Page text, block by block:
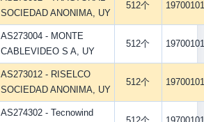
SOCIEDAD ANONIMA, UY
512个 19700101
AS273004 - MONTE
CABLEVIDEO S A, UY
512个 19700101
AS273012 - RISELCO
SOCIEDAD ANONIMA, UY
512个 19700101
AS274302 - Tecnowind